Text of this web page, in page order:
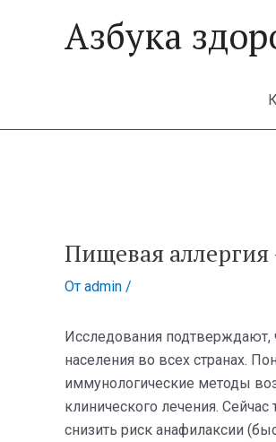
Азбука
Пищевая аллергия
От admin /
Исследования подтверждают,
населения во всех странах.
иммунологические методы
клинического лечения.
снизить риск анафилаксии